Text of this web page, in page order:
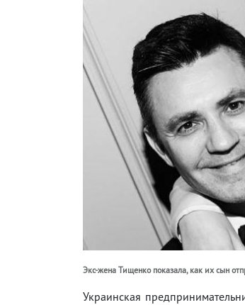
Экс-жена Тищенко показала, как их сын
Украинская